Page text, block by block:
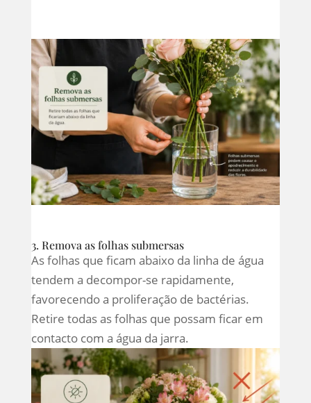
3. Remova as folhas submersas
As folhas que ficam abaixo da linha de água
tendem a decompor-se rapidamente,
favorecendo a proliferação de bactérias.
Retire todas as folhas que possam ficar em
contacto com a água da jarra.